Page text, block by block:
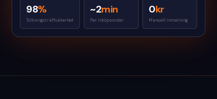
98%
Tolkningsträffsäkerhet
~2min
Per inköpsorder
0kr
Manuell inmatning